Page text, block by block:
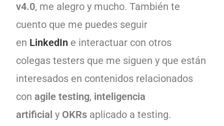
v4.0, me alegro y mucho. También te
cuento que me puedes seguir
en LinkedIn e interactuar con otros
colegas testers que me siguen y que están
interesados en contenidos relacionados
conagile testing, inteligencia
artificial y OKRs aplicado a testing.